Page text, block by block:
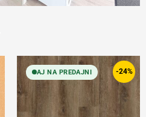
-24%
AJ NA PREDAJNI
Original
price
was:
24,99 €.
Current
price
is:
18,99 €.